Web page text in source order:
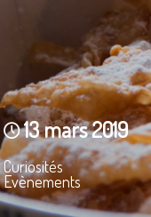
13 mars 2019
Curiosités
Evènements